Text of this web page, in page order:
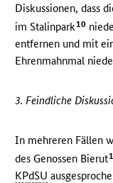
Diskussionen, dass
im Stalinpark10
entfernen und mit
Ehrenmahnmal
3. Feindliche
In mehreren Fällen
des Genossen Bierut
KPdSU